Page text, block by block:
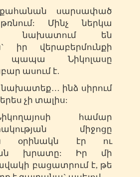
սարսափած
Մինչ ներկա
նախատում են
իր վերաբերմունքի
պապա Նիկոլասը
ասում է.
նախատեք… ինձ սիրում
չի տալիս:
համար
միջոցը
օրինակն էր ու
խրատը: Իր մի
բացատրում է, թե